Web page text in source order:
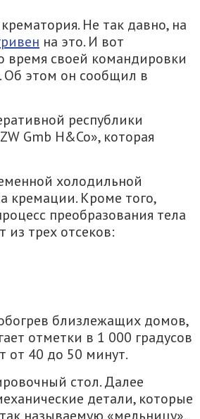
Не так давно, на
на это. И вот
время своей командировки
Об этом он сообщил в
республики
Gmb H&Co», которая
холодильной
кремации. Кроме того,
преобразования тела
из трех отсеков:
близлежащих домов,
отметки в 1 000 градусов
от 40 до 50 минут.
стол. Далее
детали, которые